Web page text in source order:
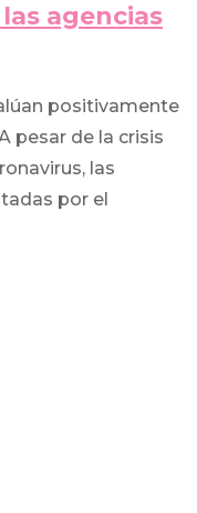
agencias
positivamente
pesar de la crisis
las
por el